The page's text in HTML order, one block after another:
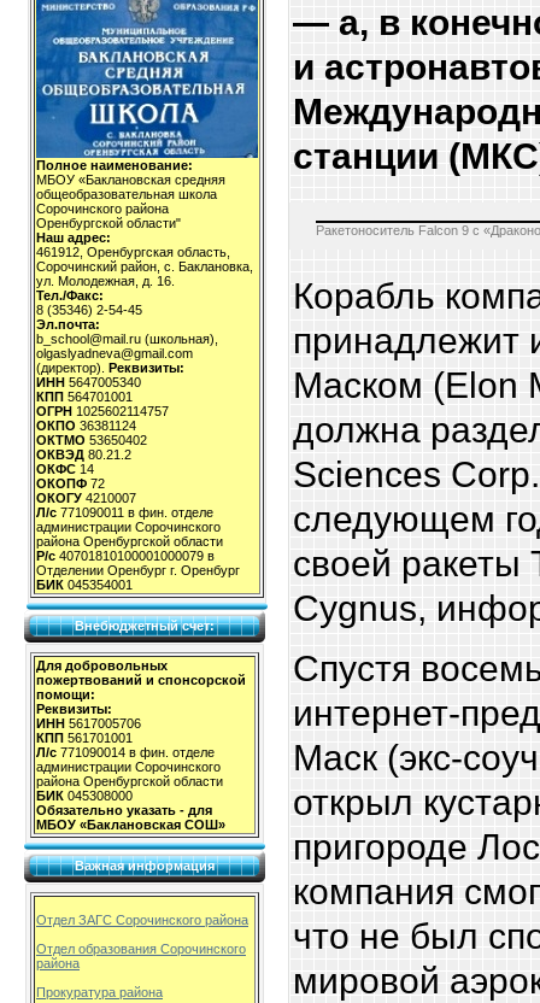
Полное наименование:
МБОУ «Баклановская средняя
общеобразовательная школа
Сорочинского района
Оренбургской области"
Наш адрес:
461912, Оренбургская область,
Сорочинский район, с. Баклановка,
ул. Молодежная, д. 16.
Тел./Факс:
8 (35346) 2-54-45
Эл.почта:
b_school@mail.ru (школьная),
olgaslyadneva@gmail.com
(директор). Реквизиты:
ИНН 5647005340
КПП 564701001
ОГРН 1025602114757
ОКПО 36381124
ОКТМО 53650402
ОКВЭД 80.21.2
ОКФС 14
ОКОПФ 72
ОКОГУ 4210007
Л/с 771090011 в фин. отделе
администрации Сорочинского
района Оренбургской области
Р/с 40701810100001000079 в
Отделении Оренбург г. Оренбург
БИК 045354001
Внебюджетный счет:
Для добровольных
пожертвований и спонсорской
помощи:
Реквизиты:
ИНН 5617005706
КПП 561701001
Л/с 771090014 в фин. отделе
администрации Сорочинского
района Оренбургской области
БИК 045308000
Обязательно указать - для
МБОУ «Баклановская СОШ»
Важная информация
Отдел ЗАГС Сорочинского района
Отдел образования Сорочинского
района
Прокуратура района
— а, в
и
станции
Ракетоноситель Falcon 9 с
Корабль
принадлежит
Маском (Elon
должна
Sciences
следующем
своей ракеты
Cygnus,
Спустя
интернет-
Маск (экс-
открыл
пригороде
компания
что не был
мировой